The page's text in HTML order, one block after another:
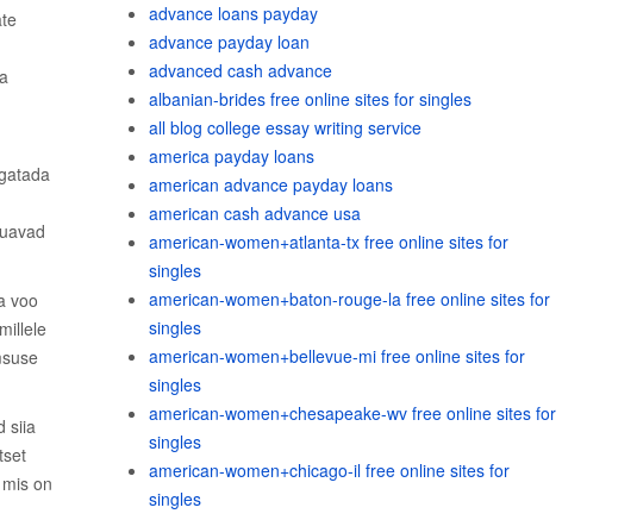
voo
siia
on
advance loans payday
advance payday loan
advanced cash advance
albanian-brides free online sites for singles
all blog college essay writing service
america payday loans
american advance payday loans
american cash advance usa
american-women+atlanta-tx free online sites for
singles
american-women+baton-rouge-la free online sites for
singles
american-women+bellevue-mi free online sites for
singles
american-women+chesapeake-wv free online sites for
singles
american-women+chicago-il free online sites for
singles